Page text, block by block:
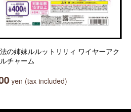
の姉妹ルルットリリィ ワイヤーアク
チャーム
yen (tax included)